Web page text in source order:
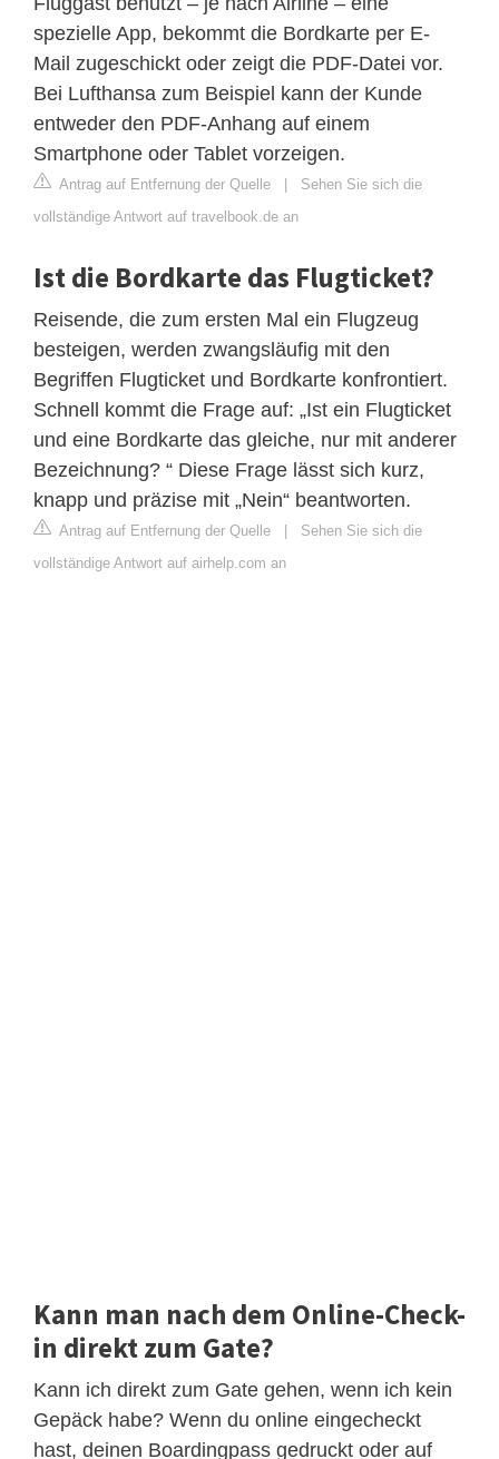
spezielle App, bekommt die Bordkarte per E-
Mail zugeschickt oder zeigt die PDF-Datei vor.
Bei Lufthansa zum Beispiel kann der Kunde
entweder den PDF-Anhang auf einem
Smartphone oder Tablet vorzeigen.
Antrag auf Entfernung der Quelle | Sehen Sie sich die
vollständige Antwort auf travelbook.de an
Ist die Bordkarte das Flugticket?
Reisende, die zum ersten Mal ein Flugzeug
besteigen, werden zwangsläufig mit den
Begriffen Flugticket und Bordkarte konfrontiert.
Schnell kommt die Frage auf: „Ist ein Flugticket
und eine Bordkarte das gleiche, nur mit anderer
Bezeichnung? “ Diese Frage lässt sich kurz,
knapp und präzise mit „Nein“ beantworten.
Antrag auf Entfernung der Quelle | Sehen Sie sich die
vollständige Antwort auf airhelp.com an
Kann man nach dem Online-Check-
in direkt zum Gate?
Kann ich direkt zum Gate gehen, wenn ich kein
Gepäck habe? Wenn du online eingecheckt
hast, deinen Boardingpass gedruckt oder auf